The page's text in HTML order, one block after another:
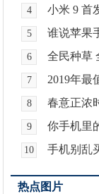
4 小米 9 首
5 谁说苹果
6 全民种草
7 2019年最
8 春意正浓
9 你手机里
10 手机别乱
热点图片